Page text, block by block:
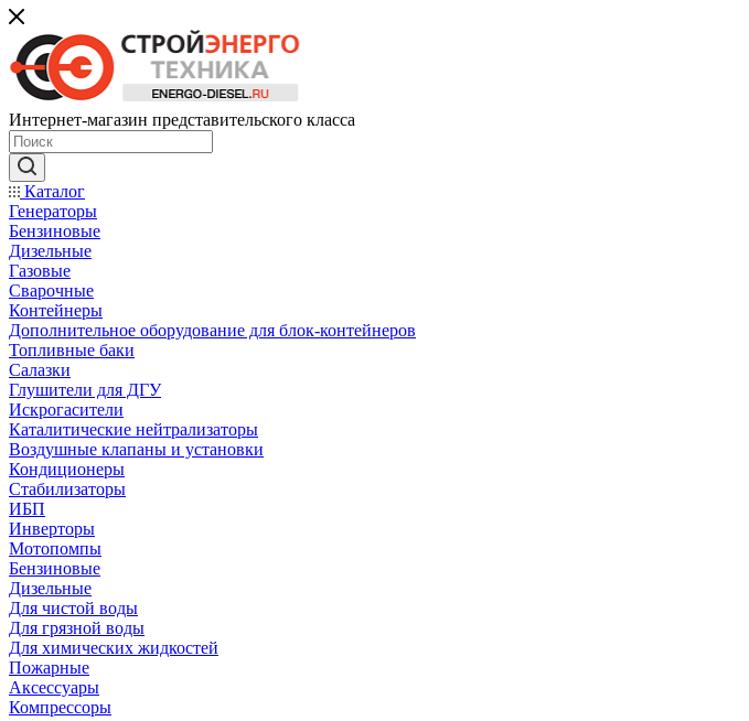
Интернет-магазин представительского класса
Каталог
Генераторы
Бензиновые
Дизельные
Газовые
Сварочные
Контейнеры
Дополнительное оборудование для блок-контейнеров
Топливные баки
Салазки
Глушители для ДГУ
Искрогасители
Каталитические нейтрализаторы
Воздушные клапаны и установки
Кондиционеры
Стабилизаторы
ИБП
Инверторы
Мотопомпы
Бензиновые
Дизельные
Для чистой воды
Для грязной воды
Для химических жидкостей
Пожарные
Аксессуары
Компрессоры